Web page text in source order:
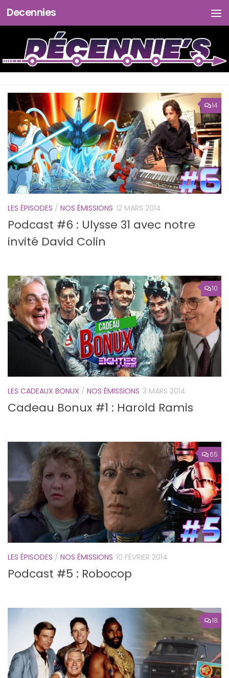
Skip to content
Decennies
14
LES ÉPISODES / NOS ÉMISSIONS 12 MARS 2014
Podcast #6 : Ulysse 31 avec notre
invité David Colin
10
LES CADEAUX BONUX / NOS ÉMISSIONS 3 MARS 2014
Cadeau Bonux #1 : Harold Ramis
65
LES ÉPISODES / NOS ÉMISSIONS 10 FÉVRIER 2014
Podcast #5 : Robocop
18